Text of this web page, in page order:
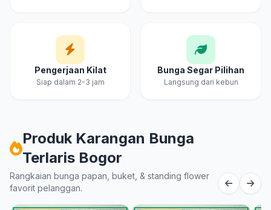
Pengerjaan Kilat
Siap dalam 2-3 jam
Bunga Segar Pilihan
Langsung dari kebun
Produk Karangan Bunga
Terlaris Bogor
Rangkaian bunga papan, buket, & standing flower
favorit pelanggan.